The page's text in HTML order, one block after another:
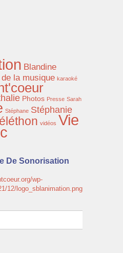
Blandine
de la musique karaoké
Photos Presse Sarah
Stéphane Stéphanie
vidéos Vie
De Sonorisation